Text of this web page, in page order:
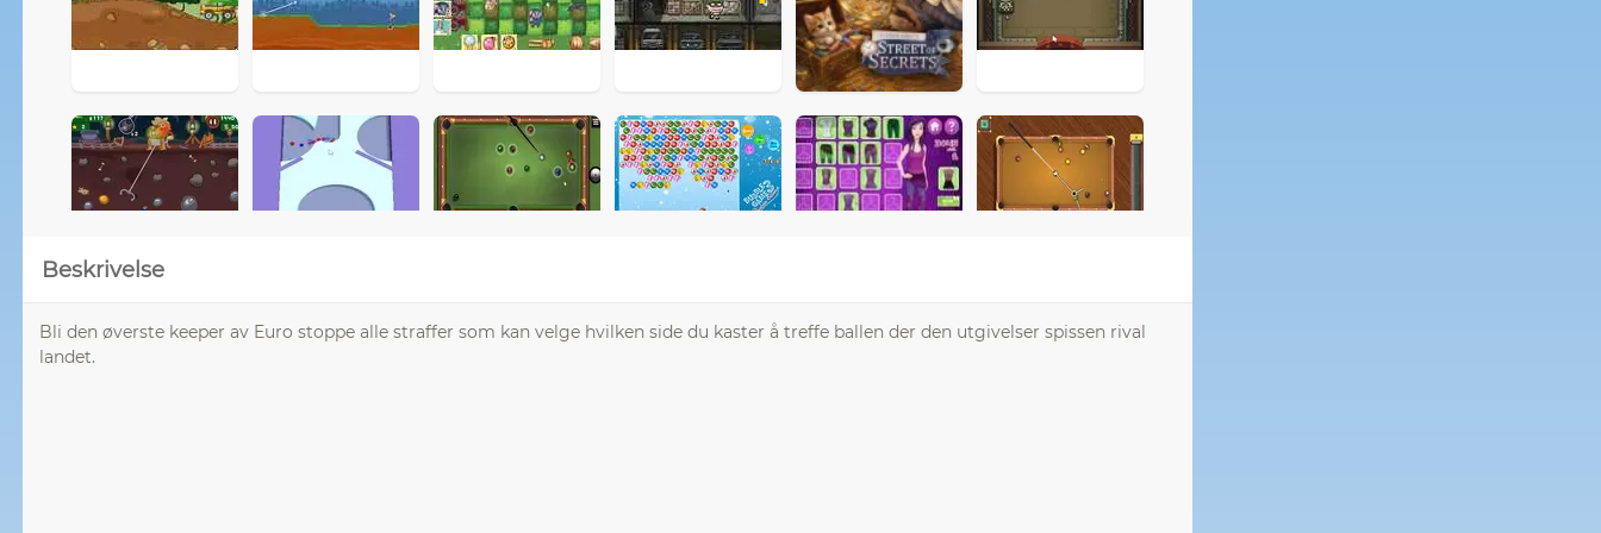
Beskrivelse
Bli den øverste keeper av Euro stoppe alle straffer som kan velge hvilken side du kaster å treffe ballen der den utgivelser spissen rival
landet.